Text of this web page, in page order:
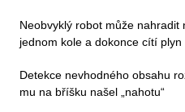
Neobvyklý robot může
jednom kole a dokonce cítí plyn
Detekce nevhodného obsahu
mu na bříšku našel „nahotu“